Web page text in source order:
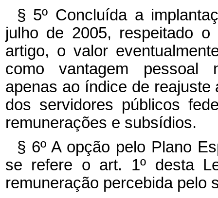
§ 5º Concluída a
julho de 2005, respeitado
artigo, o valor
como vantagem pessoal
apenas ao índice de
dos servidores públicos
remunerações e subsídios.
§ 6º A opção pelo Plano
se refere o art. 1º desta
remuneração percebida pelo